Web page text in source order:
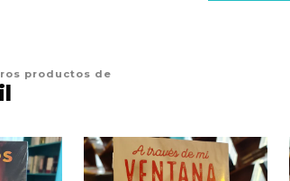
productos de